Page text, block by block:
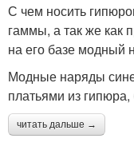
С чем носить
гаммы, а так же как
на его базе модный
Модные наряды
платьями из
читать дальше →